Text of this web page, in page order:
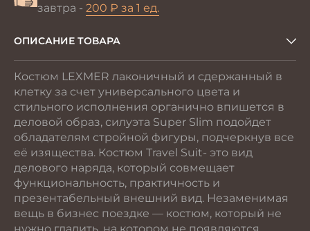
завтра - 200 ₽ за 1 ед.
ОПИСАНИЕ ТОВАРА
Костюм LEXMER лаконичный и сдержанный в
клетку за счет универсального цвета и
стильного исполнения органично впишется в
деловой образ, силуэта Super Slim подойдет
обладателям стройной фигуры, подчеркнув все
её изящества. Костюм Travel Suit- это вид
делового наряда, который совмещает
функциональность, практичность и
презентабельный внешний вид. Незаменимая
вещь в бизнес поездке — костюм, который не